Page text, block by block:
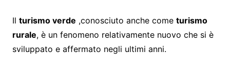
Il turismo verde ,conosciuto anche come turismo
rurale, è un fenomeno relativamente nuovo che si è
sviluppato e affermato negli ultimi anni.